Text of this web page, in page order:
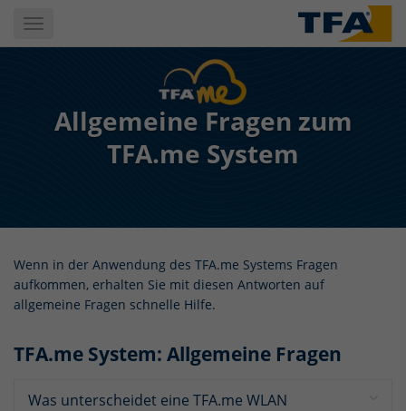
main
Toggle
navigation
Allgemeine Fragen zum
TFA.me System
Wenn in der Anwendung des TFA.me Systems Fragen
aufkommen, erhalten Sie mit diesen Antworten auf
allgemeine Fragen schnelle Hilfe.
TFA.me System: Allgemeine Fragen
Was unterscheidet eine TFA.me WLAN